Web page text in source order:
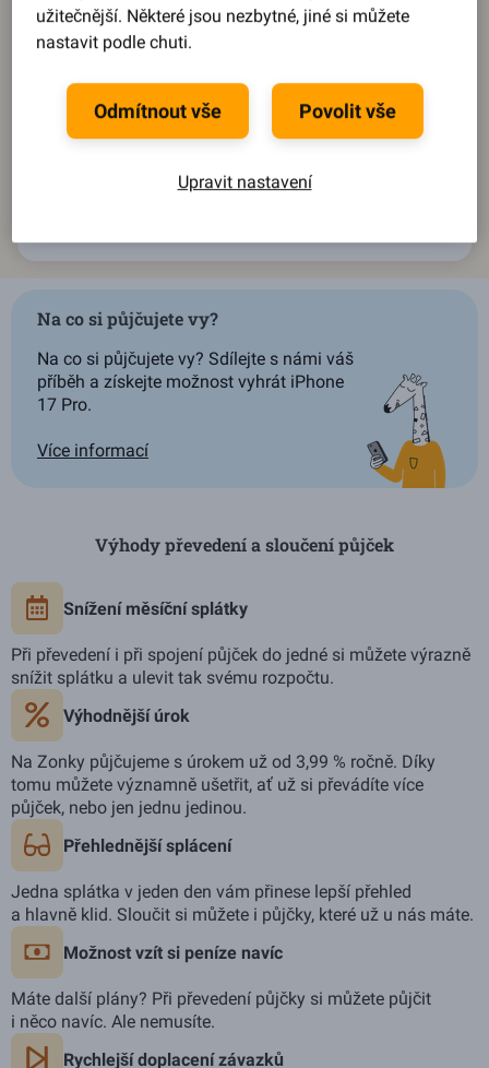
5 169 Kč 43 487 Kč
Během pár kroků se dozvíte, jaký můžete získat úrok
Splátku, dobu splácení i výši půjčkysi pak upravíte na
Na co si půjčujete vy?
Na co si půjčujete vy? Sdílejte s námi váš
příběh a získejte možnost vyhrát iPhone
17 Pro.
Více informací
Výhody převedení a sloučení půjček
Snížení měsíční splátky
Při převedení i při spojení půjček do jedné si můžete výrazně
snížit splátku a ulevit tak svému rozpočtu.
Výhodnější úrok
Na Zonky půjčujeme s úrokem už od 3,99 % ročně. Díky
tomu můžete významně ušetřit, ať už si převádíte více
půjček, nebo jen jednu jedinou.
Přehlednější splácení
Jedna splátka v jeden den vám přinese lepší přehled
a hlavně klid. Sloučit si můžete i půjčky, které už u nás máte.
Možnost vzít si peníze navíc
Máte další plány? Při převedení půjčky si můžete půjčit
i něco navíc. Ale nemusíte.
Rychlejší doplacení závazků
užitečnější. Některé jsou nezbytné, jiné si můžete
nastavit podle chuti.
Upravit nastavení
Odmítnout vše Povolit vše